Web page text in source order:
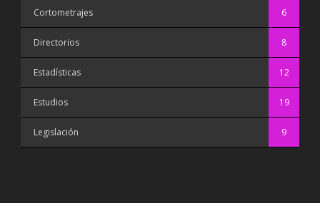
Cortometrajes 6
Directorios 8
Estadísticas 12
Estudios 19
Legislación 9